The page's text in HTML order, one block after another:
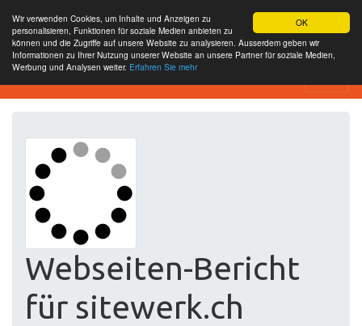
OK
Wir verwenden Cookies, um Inhalte und Anzeigen zu
personalisieren, Funktionen für soziale Medien anbieten zu
können und die Zugriffe auf unsere Website zu analysieren. Ausserdem geben wir
Informationen zu Ihrer Nutzung unserer Website an unsere Partner für soziale Medien,
Werbung und Analysen weiter. Erfahren Sie mehr
Website-SEO-Überprüfung
Webseiten-Bericht
für sitewerk.ch